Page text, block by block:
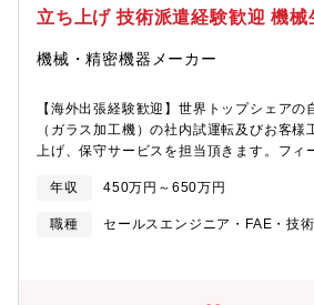
があります。【入社後の研修例】まずは自
ェクトチームへ参加。日本国内だけではな
けることができます。研修後は、3人～5人
を1か月～3か月担当します。中国、南米、
も多くあり、グローバルに活躍したい方に
立ち上げ 技術派遣経験歓迎 機械
機械・精密機器メーカー
【海外出張経験歓迎】世界トップシェアの
（ガラス加工機）の社内試運転及びお客様
上げ、保守サービスを担当頂きます。フィ
ルに使われるようなガラス部品を製造する
り、現在主に海外の受注が好調でエンジニ
おります。当部署は海外出張も多く、海外
めたい方にはお勧めの職場です。出張の
年収 450万円～650万円
職種
セールスエンジニア・FAE・技